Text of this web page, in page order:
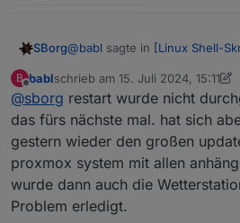
SBorg@babl sagte in [Linux Shell-
Ich habe gestern auf die
warum wird mir dann noch
3.2.0 angezeigt und warum
Meldung dass eine neu
Wetterstation da ist, wenn
Konfigseite der
Firmware dann ist die
Die Shellversion stimmt bei
Update den Service neu
Vorgängerversion noch immer
welche Version auf der Platte
sudo systemctrl restart
Die Firmware ist leider
aufwändig von Hand pflegen:
nachschauen, dann ggf. auf
kann ich nicht für jede
Ich muss mir das mal bei
(oder ich) nicht noch was
B
Offline
bablschrieb am 15. Juli 2024, 15:11
zuletzt editiert von babl
@sborg restart wurde nicht
das fürs nächste mal. hat sich
gestern wieder den großen
proxmox system mit allen
wurde dann auch die
Problem erledigt.